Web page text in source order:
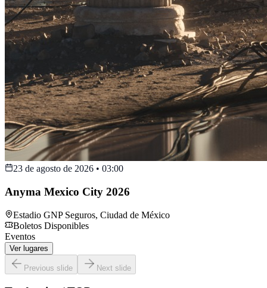
23 de agosto de 2026 • 03:00
Anyma Mexico City 2026
Estadio GNP Seguros, Ciudad de México
Boletos Disponibles
Eventos
Ver lugares
Previous slide Next slide